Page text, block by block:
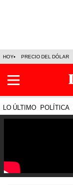
HOY PRECIO DEL DÓLAR
LO ÚLTIMO POLÍTICA